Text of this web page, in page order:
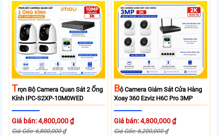
TRọn Bộ Camera Quan Sát 2 Ống
Kính IPC-S2XP-10M0WED
Giá bán: 4,800,000 ₫
Giá Gốc: 6,800,000 ₫
BỘ Camera Giám Sát Cửa Hàng
Xoay 360 Ezviz H6C Pro 3MP
Giá bán: 4,800,000 ₫
Giá Gốc: 6,200,000 ₫